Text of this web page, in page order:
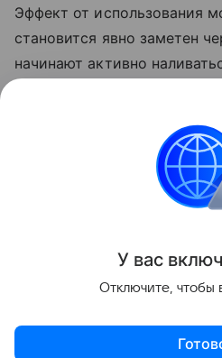
Эффект от использования
становится явно заметен
начинают активно
свою силу на том, чтобы
возможность нормально
У вас включ
Отключите, чтобы